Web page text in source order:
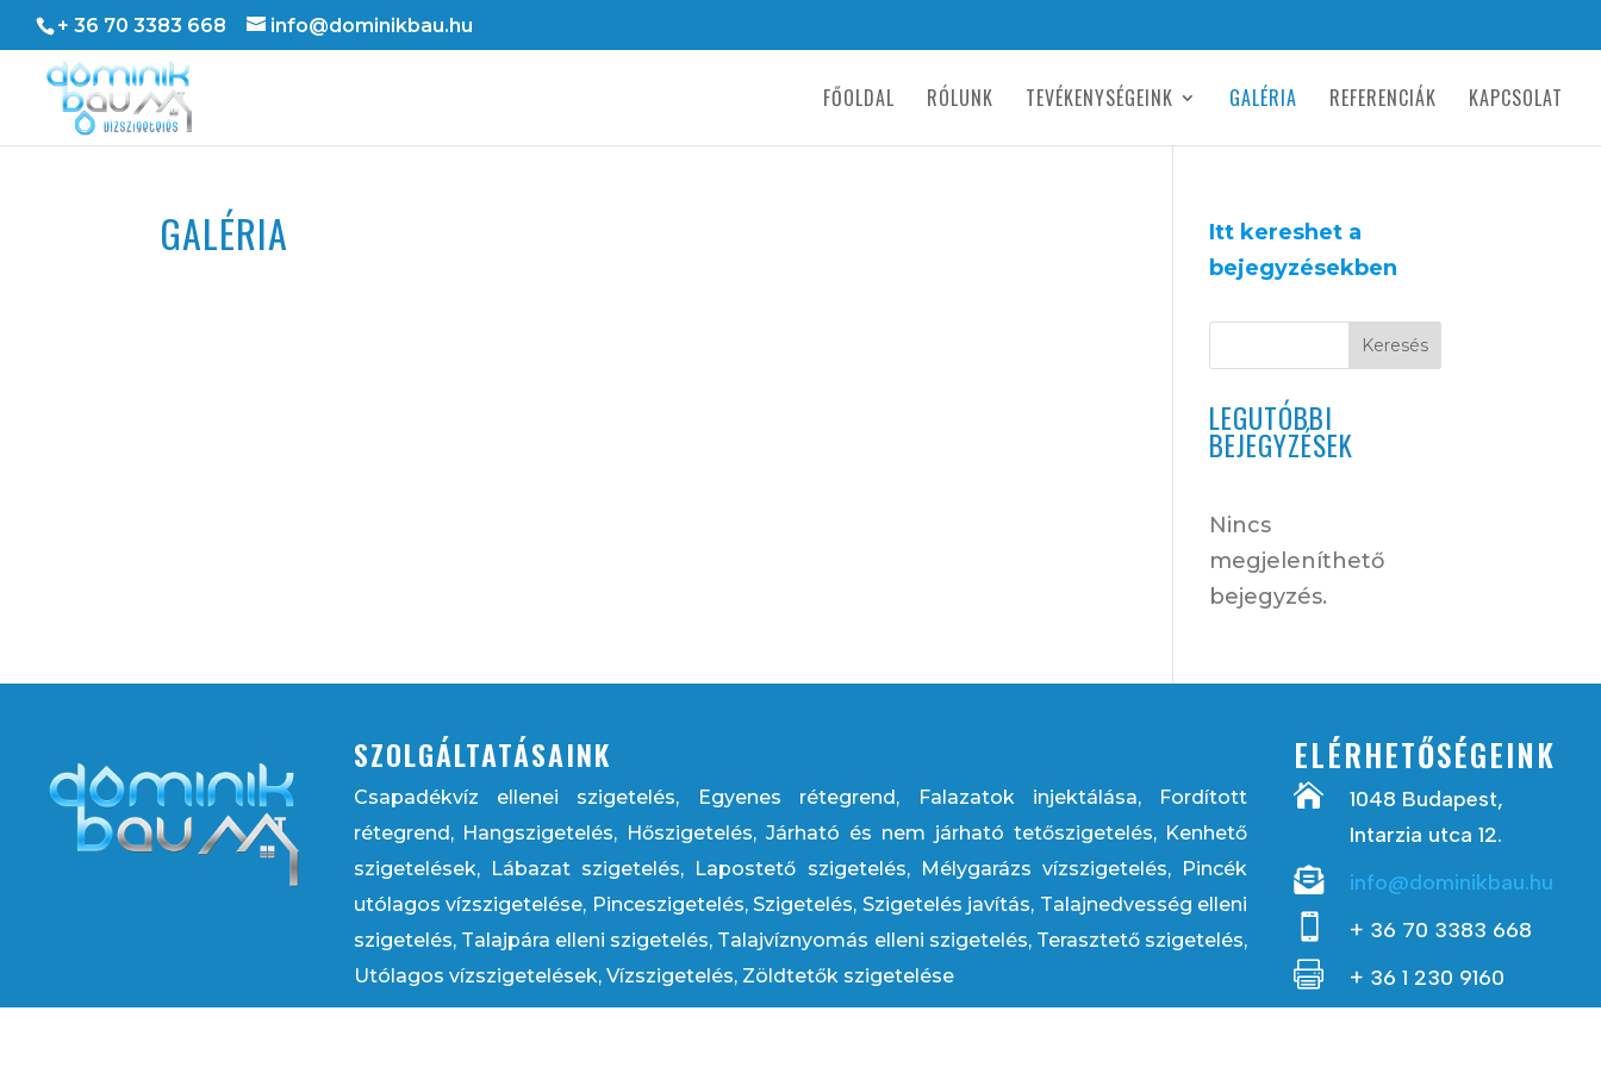
+ 36 70 3383 668 info@dominikbau.hu
FŐOLDAL RÓLUNK TEVÉKENYSÉGEINK GALÉRIA REFERENCIÁK KAPCSOLAT
GALÉRIA
Itt kereshet a
bejegyzésekben
Keresés
LEGUTÓBBI
BEJEGYZÉSEK
Nincs
megjeleníthető
bejegyzés.
SZOLGÁLTATÁSAINK
Csapadékvíz ellenei szigetelés, Egyenes rétegrend, Falazatok injektálása, Fordított
rétegrend, Hangszigetelés, Hőszigetelés, Járható és nem járható tetőszigetelés, Kenhető
szigetelések, Lábazat szigetelés, Lapostető szigetelés, Mélygarázs vízszigetelés, Pincék
utólagos vízszigetelése, Pinceszigetelés, Szigetelés, Szigetelés javítás, Talajnedvesség elleni
szigetelés, Talajpára elleni szigetelés, Talajvíznyomás elleni szigetelés, Terasztető szigetelés,
Utólagos vízszigetelések, Vízszigetelés, Zöldtetők szigetelése
ELÉRHETŐSÉGEINK

1048 Budapest,
Intarzia utca 12.
 info@dominikbau.hu
 + 36 70 3383 668
 + 36 1 230 9160